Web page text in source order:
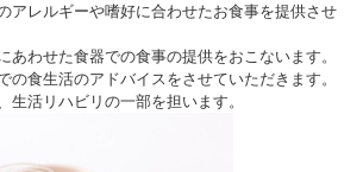
アレルギーや嗜好に合わせたお食事を提供させ
あわせた食器での食事の提供をおこないます。
の食生活のアドバイスをさせていただきます。
生活リハビリの一部を担います。